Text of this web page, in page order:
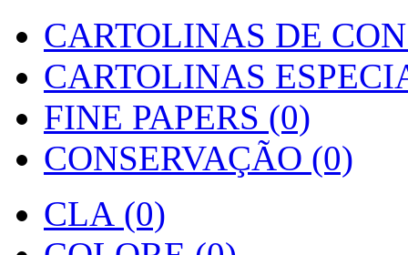
CARTOLINAS DE
CARTOLINAS
FINE PAPERS (0)
CONSERVAÇÃO (0)
CLA (0)